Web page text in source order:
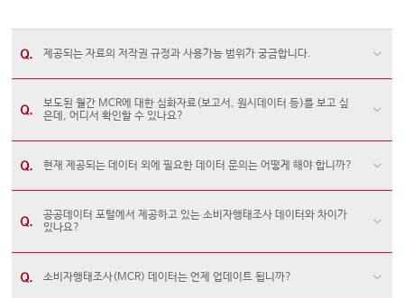
제공되는 자료의 저작권 규정과 사용가능 범위가 궁금합니다.
보도된 월간 MCR에 대한 심화자료(보고서, 원시데이터 등)를 보고 싶
은데, 어디서 확인할 수 있나요?
현재 제공되는 데이터 외에 필요한 데이터 문의는 어떻게 해야 합니까?
공공데이터 포털에서 제공하고 있는 소비자행태조사 데이터와 차이가
있나요?
소비자행태조사(MCR) 데이터는 언제 업데이트 됩니까?